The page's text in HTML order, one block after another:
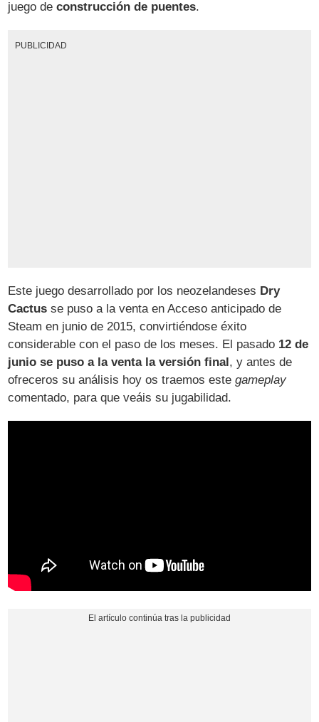
juego deconstrucción de puentes.
PUBLICIDAD
Este juego desarrollado por los neozelandeses Dry
Cactus se puso a la venta en Acceso anticipado de
Steam en junio de 2015, convirtiéndose éxito
considerable con el paso de los meses. El pasado 12 de
junio se puso a la venta la versión final, y antes de
ofreceros su análisis hoy os traemos estegameplay
comentado, para que veáis su jugabilidad.